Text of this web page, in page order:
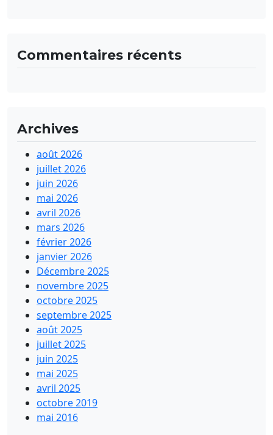
Commentaires récents
Archives
août 2026
juillet 2026
juin 2026
mai 2026
avril 2026
mars 2026
février 2026
janvier 2026
Décembre 2025
novembre 2025
octobre 2025
septembre 2025
août 2025
juillet 2025
juin 2025
mai 2025
avril 2025
octobre 2019
mai 2016